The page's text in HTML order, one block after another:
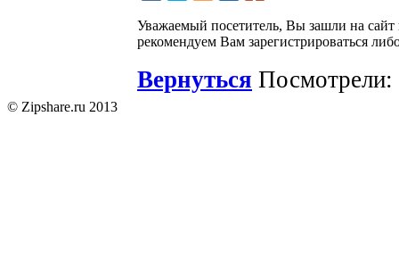
Уважаемый посетитель, Вы зашли на
рекомендуем Вам зарегистрироваться
Вернуться Посмотрели:
© Zipshare.ru 2013